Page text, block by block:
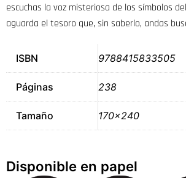
escuchas la voz misteriosa de los símbolos
aguarda el tesoro que, sin saberlo, andas
ISBN 9788415833505
Páginas 238
Tamaño 170×240
Disponible en papel